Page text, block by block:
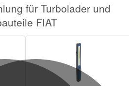
für Turbolader und
FIAT